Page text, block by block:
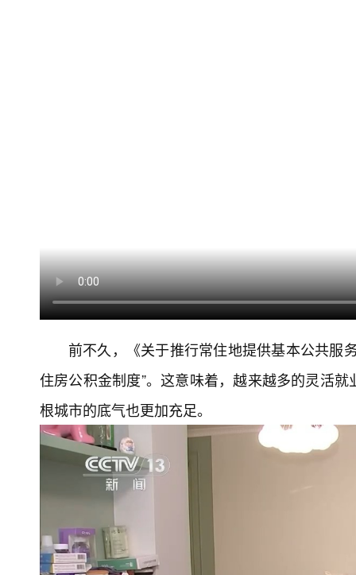
前不久，《关于推行常住地提供基本公共服
住房公积金制度”。这意味着，越来越多的灵活
根城市的底气也更加充足。